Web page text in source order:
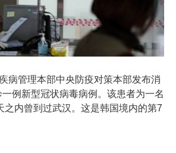
管理本部中央防疫对策本部发布消
例新型冠状病毒病例。该患者为一名
之内曾到过武汉。这是韩国境内的第7